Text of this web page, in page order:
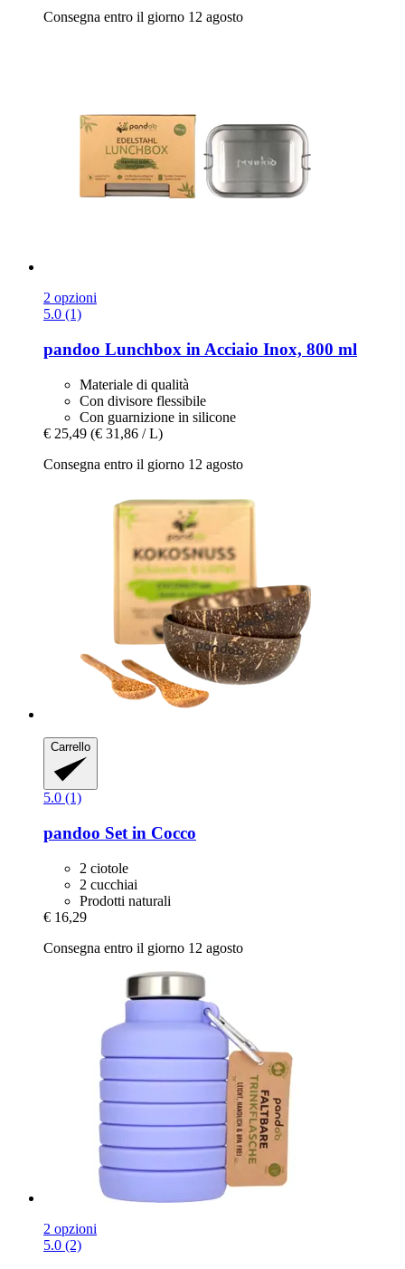
Consegna entro il giorno 12 agosto
2 opzioni
5.0 (1)
pandoo Lunchbox in Acciaio Inox, 800 ml
Materiale di qualità
Con divisore flessibile
Con guarnizione in silicone
€ 25,49 (€ 31,86 / L)
Consegna entro il giorno 12 agosto
Carrello
5.0 (1)
pandoo Set in Cocco
2 ciotole
2 cucchiai
Prodotti naturali
€ 16,29
Consegna entro il giorno 12 agosto
2 opzioni
5.0 (2)